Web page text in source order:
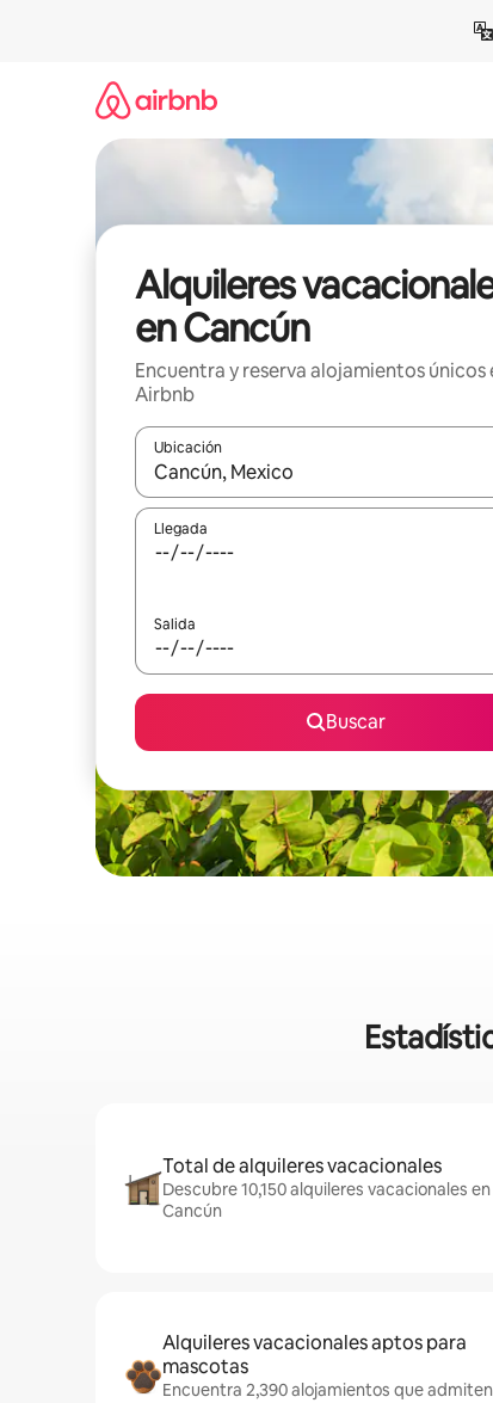
Alquileres
en Cancún
Encuentra y reserva alojamientos únicos
Airbnb
Ubicación
Cuando los resultados estén disponibles,
Llegada
Salida
Buscar
Total de alquileres vacacionales
Descubre 10,150 alquileres vacacionales en
Cancún
Alquileres vacacionales aptos para
mascotas
Encuentra 2,390 alojamientos que admiten